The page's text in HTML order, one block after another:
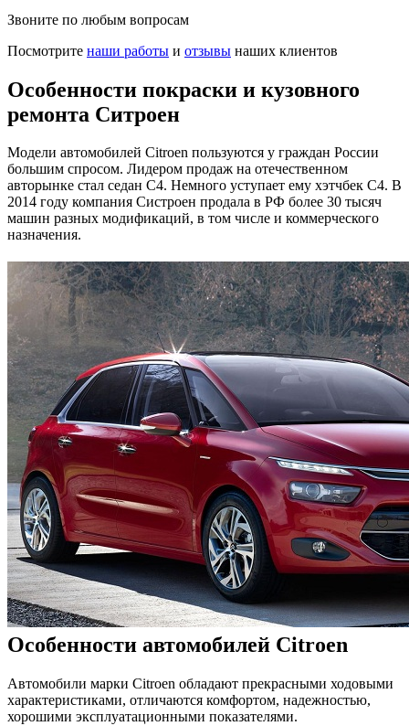
Звоните по любым вопросам
Посмотрите наши работы и отзывы наших клиентов
Особенности покраски и кузовного
ремонта Ситроен
Модели автомобилей Citroen пользуются у граждан России
большим спросом. Лидером продаж на отечественном
авторынке стал седан C4. Немного уступает ему хэтчбек C4. В
2014 году компания Систроен продала в РФ более 30 тысяч
машин разных модификаций, в том числе и коммерческого
назначения.
Особенности автомобилей Citroen
Автомобили марки Citroen обладают прекрасными ходовыми
характеристиками, отличаются комфортом, надежностью,
хорошими эксплуатационными показателями.